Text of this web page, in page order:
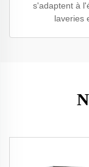
s'adaptent à
laveries